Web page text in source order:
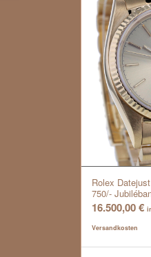
Rolex
750/-
16.500,00€
Versandkosten